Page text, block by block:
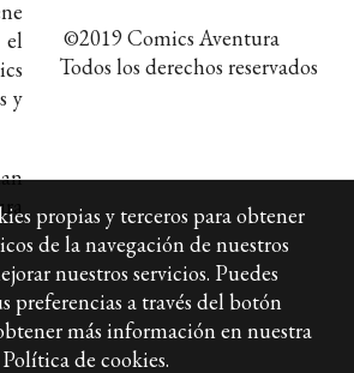
y
©2019 Comics Aventura
Todos los derechos reservados
propias y terceros para obtener
de la navegación de nuestros
nuestros servicios. Puedes
preferencias a través del botón
más información en nuestra
Política de cookies.